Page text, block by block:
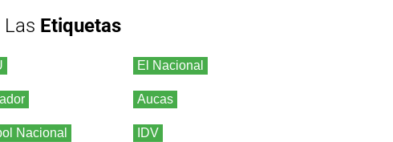
Las Etiquetas
El Nacional
Aucas
Nacional IDV